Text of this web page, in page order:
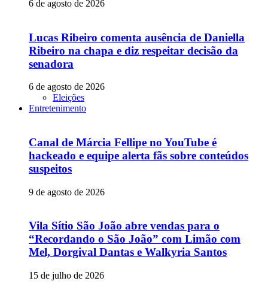
6 de agosto de 2026
Lucas Ribeiro comenta ausência de Daniella
Ribeiro na chapa e diz respeitar decisão da
senadora
6 de agosto de 2026
Eleições
Entretenimento
Canal de Márcia Fellipe no YouTube é
hackeado e equipe alerta fãs sobre conteúdos
suspeitos
9 de agosto de 2026
Vila Sítio São João abre vendas para o
“Recordando o São João” com Limão com
Mel, Dorgival Dantas e Walkyria Santos
15 de julho de 2026